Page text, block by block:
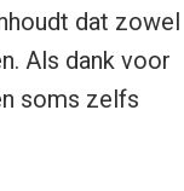
dat zowel
Als dank voor
soms zelfs